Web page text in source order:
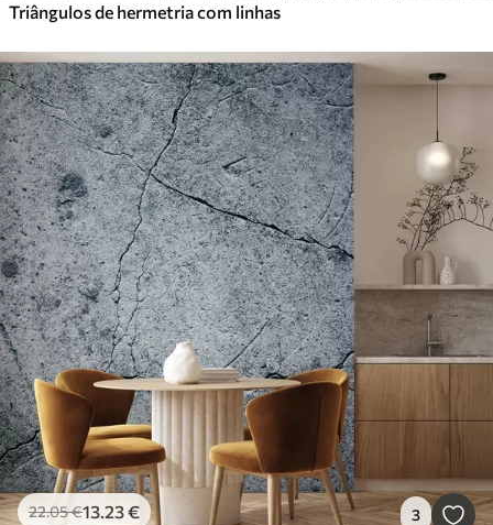
Triângulos de hermetria com linhas
22.05€13.23€ 3